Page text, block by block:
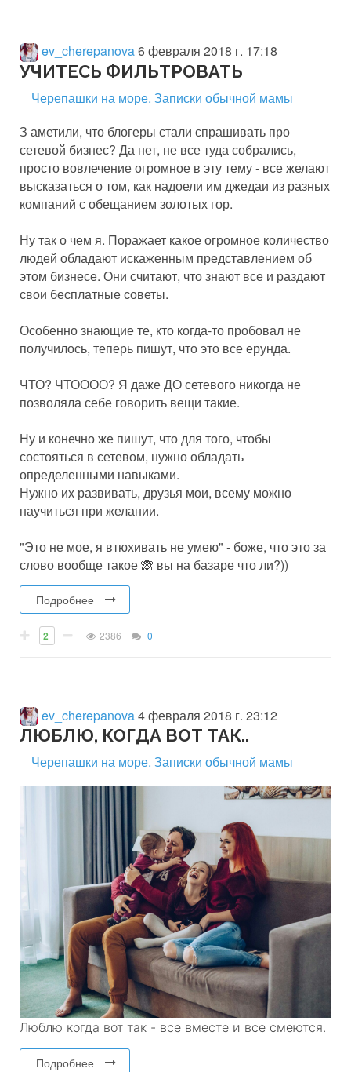
ev_cherepanova6 февраля 2018 г. 17:18
УЧИТЕСЬ ФИЛЬТРОВАТЬ
Черепашки на море. Записки обычной мамы
З аметили, что блогеры стали спрашивать про
сетевой бизнес? Да нет, не все туда собрались,
просто вовлечение огромное в эту тему - все желают
высказаться о том, как надоели им джедаи из разных
компаний с обещанием золотых гор.
Ну так о чем я. Поражает какое огромное количество
людей обладают искаженным представлением об
этом бизнесе. Они считают, что знают все и раздают
свои бесплатные советы.
Особенно знающие те, кто когда-то пробовал не
получилось, теперь пишут, что это все ерунда.
ЧТО? ЧТОООО? Я даже ДО сетевого никогда не
позволяла себе говорить вещи такие.
Ну и конечно же пишут, что для того, чтобы
состояться в сетевом, нужно обладать
определенными навыками.
Нужно их развивать, друзья мои, всему можно
научиться при желании.
"Это не мое, я втюхивать не умею" - боже, что это за
слово вообще такое 🙈 вы на базаре что ли?))
Подробнее
2 2386 0
ev_cherepanova4 февраля 2018 г. 23:12
ЛЮБЛЮ, КОГДА ВОТ ТАК..
Черепашки на море. Записки обычной мамы
Люблю когда вот так - все вместе и все смеются.
Подробнее